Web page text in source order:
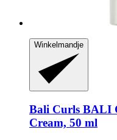
Winkelmandje
Bali Curls BALI
Cream, 50 ml